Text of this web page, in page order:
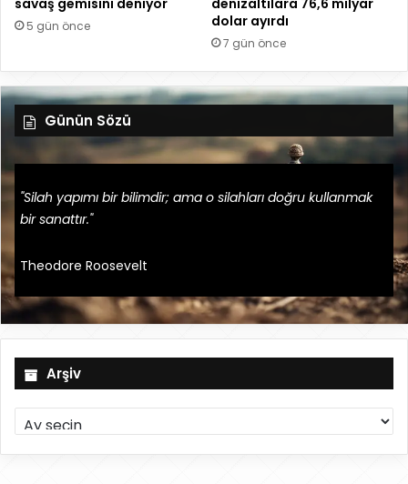
savaş gemisini deniyor
5 gün önce
denizaltılara 76,6 milyar
dolar ayırdı
7 gün önce
Günün Sözü
"Silah yapımı bir bilimdir; ama o silahları doğru kullanmak
bir sanattır."
Theodore Roosevelt
Arşiv
r
ş